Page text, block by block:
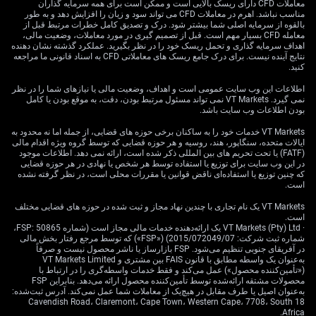
یورو در مقایسه ضعیف‌تر به نظر می‌رسد و با ترکیب دشوار
تورم بالا و فعالیت اقتصادی کند روبه‌روست. تورم منطقه
داده‌های اخیر تولید صنعتی آلمان کاهش را نشان داد؛ نشانه‌ای
از مشکل در اقتصاد. این فاصله با چشم‌انداز آمریکا باعث
یورو به دلار) برای ما جذاب باشد؛ مثلاً از طریق «اختیار
فروش» (Put Option؛ قراردادی که حق فروش دارایی را با
قیمت مشخص تا زمان معین می‌دهد).
درباره پوند انگلیس هم نگاه مشابهی داریم، چون اقتصاد
بریتانیا نشانه‌های فشار را نشان می‌دهد. تورم بریتانیا در آوریل
ارزش کل کالا و خدمات تولیدشده) در سه‌ماهه اول 2026
تقریباً متوقف و فقط 0.1% بود. این یعنی هر افزایش نرخ بهره
توسط بانک مرکزی انگلیس بیشتر برای مهار تورم و به زیان
رشد انجام می‌شود؛ بنابراین ما به «موقعیت‌های نزولیِ
مشتقه» (Derivatives؛ ابزارهایی مثل اختیار معامله و آتی که
ارزششان از قیمت دارایی پایه می‌آید) روی GBP/USD تمایل
معاملات CFD دارای ریسک بالایی است و ممکن است برای همه سرمایه گذاران
مناسب نباشد. اهرم در معاملات CFD می تواند سود و زیان را افزایش دهد و به طور
بالقوه از سرمایه اصلی شما بیشتر شود. درک و تصدیق کامل خطرات مرتبط قبل از
معامله CFD بسیار مهم است. قبل از تصمیم گیری در مورد معاملات، وضعیت مالی،
اهداف سرمایه گذاری و تحمل ریسک خود را در نظر بگیرید. عملکرد گذشته نشان دهنده
نتایج آینده نیست. برای درک جامع ریسک های معاملاتی CFD به اسناد قانونی ما مراجعه
کنید.
اطلاعات این وب سایت عمومی است و اهداف، وضعیت مالی یا نیازهای شما را در نظر
نمی گیرد. VT Markets نمی تواند مسئول مرتبط بودن، دقت، به موقع بودن یا کامل
بودن اطلاعات وب سایت باشد.
VT Markets خدمات خود را به ساکنان برخی حوزه های قضایی، از جمله اما نه محدود به
ایالات متحده، سنگاپور، هند، روسیه و هر حوزه قضایی که توسط گروه ویژه اقدام مالی
(FATF) یا تحت تحریم های بین المللی ذکر شده است، ارائه نمی دهد. اطلاعات موجود
در این وب سایت برای توزیع یا استفاده توسط هر شخص یا نهادی در هر حوزه قضایی
که چنین توزیع یا استفاده‌ای ناقض قوانین یا مقررات محلی است، در نظر گرفته نشده
است.
VT Markets یک نام تجاری با چندین نهاد مجاز و ثبت شده در حوزه های قضایی مختلف
است.
· VT Markets (Pty) Ltd یک ارائه‌دهنده خدمات مالی مجاز است (شماره FSP: 50865،
شماره ثبت شرکت: 2015/072049/07) («FSP») که توسط مرجع رفتار بخش مالی
در آفریقای جنوبی تنظیم می‌شود. FSP بازارساز یا ناشر محصول نیست و صرفاً
به‌عنوان یک واسطه مطابق با قانون FAIS بین مشتری و VT Markets Limited
(«تأمین‌کننده محصول») عمل می‌کند و فقط خدمات واسطه‌گری را در ارتباط با
محصولات مشتقه ارائه‌شده توسط تأمین‌کننده محصول ارائه می‌دهد. بنابراین FSP
به‌عنوان اصیل یا طرف مقابل در هیچ‌یک از معاملات شما عمل نمی‌کند. آدرس ثبت‌شده:
18 Cavendish Road، Claremont، Cape Town، Western Cape، 7708، South
Africa.